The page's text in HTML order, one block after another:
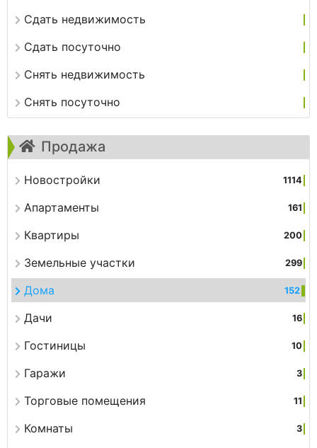
Сдать недвижимость
Сдать посуточно
Снять недвижимость
Снять посуточно
Продажа
Новостройки 1114
Апартаменты 161
Квартиры 200
Земельные участки 299
Дома 152
Дачи 16
Гостиницы 10
Гаражи 3
Торговые помещения 11
Комнаты 3